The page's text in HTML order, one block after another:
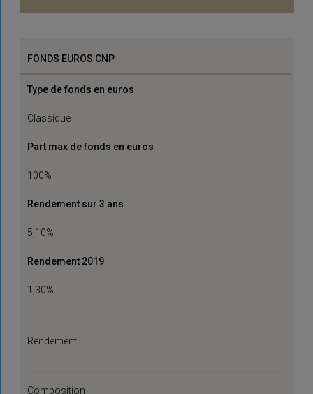
FONDS EUROS CNP
Type de fonds en euros
Classique
Part max de fonds en euros
100%
Rendement sur 3 ans
5,10%
Rendement 2019
1,30%
Rendement
Composition